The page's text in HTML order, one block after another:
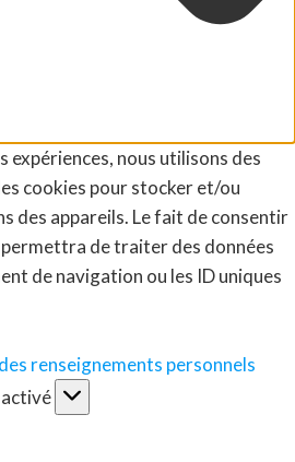
nous utilisons des
cookies pour stocker et/ou
des appareils. Le fait de consentir
de traiter des données
de navigation ou les ID uniques
renseignements personnels